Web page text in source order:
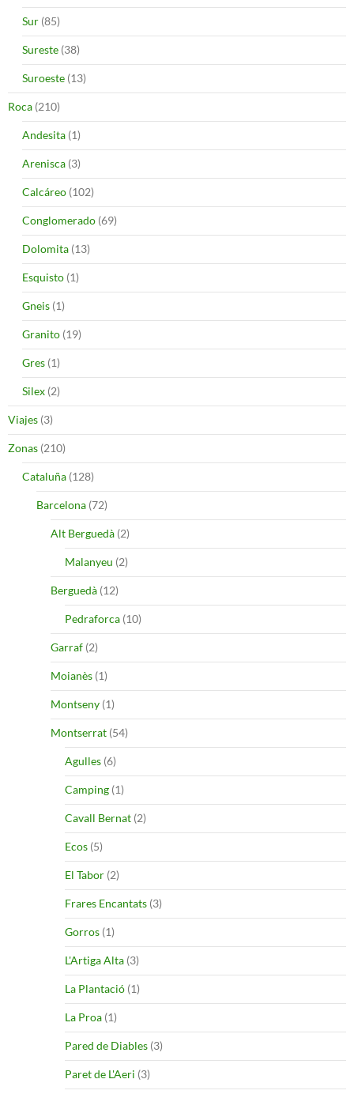
Sur (85)
Sureste (38)
Suroeste (13)
Roca (210)
Andesita (1)
Arenisca (3)
Calcáreo (102)
Conglomerado (69)
Dolomita (13)
Esquisto (1)
Gneis (1)
Granito (19)
Gres (1)
Silex (2)
Viajes (3)
Zonas (210)
Cataluña (128)
Barcelona (72)
Alt Berguedà (2)
Malanyeu (2)
Berguedà (12)
Pedraforca (10)
Garraf (2)
Moianès (1)
Montseny (1)
Montserrat (54)
Agulles (6)
Camping (1)
Cavall Bernat (2)
Ecos (5)
El Tabor (2)
Frares Encantats (3)
Gorros (1)
L'Artiga Alta (3)
La Plantació (1)
La Proa (1)
Pared de Diables (3)
Paret de L'Aeri (3)